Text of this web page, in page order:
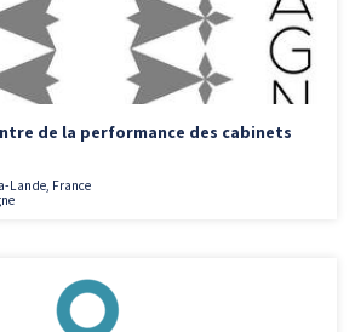
de la performance des cabinets
Lande, France